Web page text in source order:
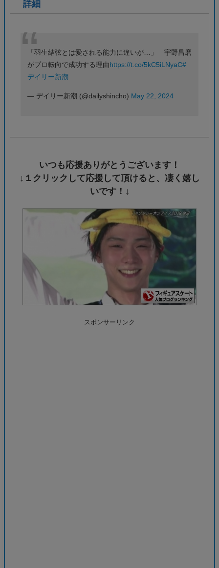
詳細
「羽生結弦とは愛される能力に違いが…」 宇野昌磨
がプロ転向で成功する理由 https://t.co/5kC5iLNyaC#
デイリー新潮
— デイリー新潮 (@dailyshincho) May 22, 2024
いつも応援ありがとうございます！
↓１クリックして応援して頂けると、凄く嬉し
いです！↓
スポンサーリンク